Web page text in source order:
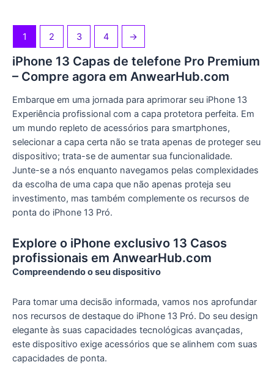
1 2 3 4 →
iPhone 13 Capas de telefone Pro Premium
– Compre agora em AnwearHub.com
Embarque em uma jornada para aprimorar seu iPhone 13
Experiência profissional com a capa protetora perfeita. Em
um mundo repleto de acessórios para smartphones,
selecionar a capa certa não se trata apenas de proteger seu
dispositivo; trata-se de aumentar sua funcionalidade.
Junte-se a nós enquanto navegamos pelas complexidades
da escolha de uma capa que não apenas proteja seu
investimento, mas também complemente os recursos de
ponta do iPhone 13 Pró.
Explore o iPhone exclusivo 13 Casos
profissionais em AnwearHub.com
Compreendendo o seu dispositivo
Para tomar uma decisão informada, vamos nos aprofundar
nos recursos de destaque do iPhone 13 Pró. Do seu design
elegante às suas capacidades tecnológicas avançadas,
este dispositivo exige acessórios que se alinhem com suas
capacidades de ponta.